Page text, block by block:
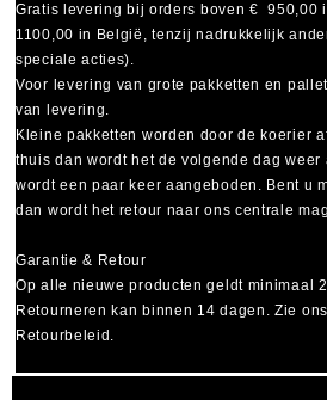
Gratis levering bij orders boven € 950,00
1100,00 in België, tenzij nadrukkelijk
speciale acties).
Voor levering van grote pakketten en
van levering.
Kleine pakketten worden door de koerier
thuis dan wordt het de volgende dag
wordt een paar keer aangeboden. Bent u
dan wordt het retour naar ons centrale
Garantie & Retour
Op alle nieuwe producten geldt minimaal
Retourneren kan binnen 14 dagen. Zie
Retourbeleid.